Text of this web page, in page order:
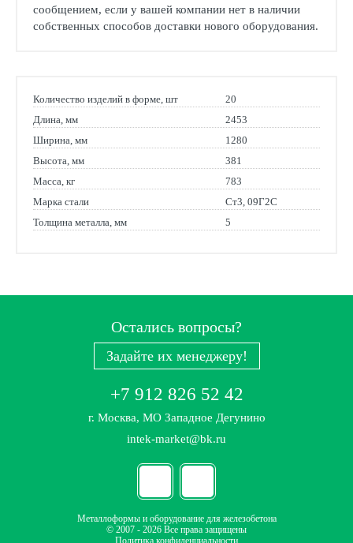
сообщением, если у вашей компании нет в наличии
собственных способов доставки нового оборудования.
Количество изделий в форме, шт
20
Длина, мм
2453
Ширина, мм
1280
Высота, мм
381
Масса, кг
783
Марка стали
Ст3, 09Г2С
Толщина металла, мм
5
Остались вопросы?
Задайте их менеджеру!
+7 912 826 52 42
г. Москва, МО Западное Дегунино
intek-market@bk.ru
Металлоформы и оборудование для железобетона
© 2007 - 2026 Все права защищены
Политика конфиденциальности